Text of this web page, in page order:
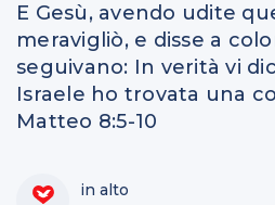
E Gesù, avendo udite
meravigliò, e disse a
seguivano: In verità vi
Israele ho trovata una
Matteo 8:5-10
in alto